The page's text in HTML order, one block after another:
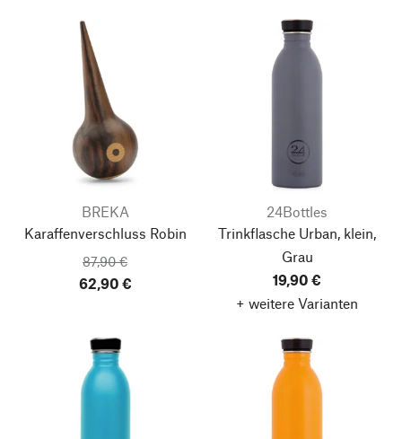
BREKA
Karaffenverschluss Robin
87,90 €
62,90 €
24Bottles
Trinkflasche Urban, klein,
Grau
19,90 €
+ weitere Varianten